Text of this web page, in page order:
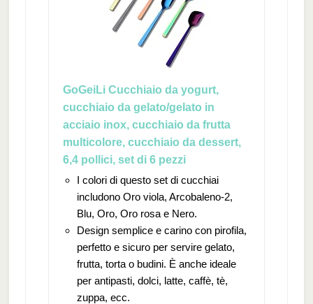
GoGeiLi Cucchiaio da yogurt,
cucchiaio da gelato/gelato in
acciaio inox, cucchiaio da frutta
multicolore, cucchiaio da dessert,
6,4 pollici, set di 6 pezzi
I colori di questo set di cucchiai
includono Oro viola, Arcobaleno-2,
Blu, Oro, Oro rosa e Nero.
Design semplice e carino con pirofila,
perfetto e sicuro per servire gelato,
frutta, torta o budini. È anche ideale
per antipasti, dolci, latte, caffè, tè,
zuppa, ecc.